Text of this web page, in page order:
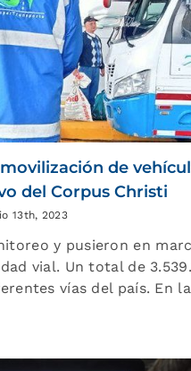
de
del Corpus Christi
13th, 2023
y pusieron en
vial. Un total de
vías del país. En